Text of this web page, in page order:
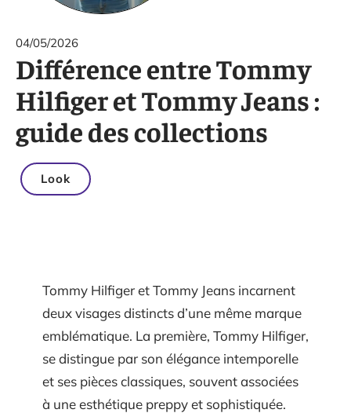
04/05/2026
Différence entre Tommy
Hilfiger et Tommy Jeans :
guide des collections
Look
Tommy Hilfiger et Tommy Jeans incarnent
deux visages distincts d’une même marque
emblématique. La première, Tommy Hilfiger,
se distingue par son élégance intemporelle
et ses pièces classiques, souvent associées
à une esthétique preppy et sophistiquée.